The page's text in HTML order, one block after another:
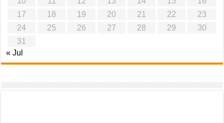
17
18 19 20 21 22
23
24
25 26 27 28 29
30
31
« Jul